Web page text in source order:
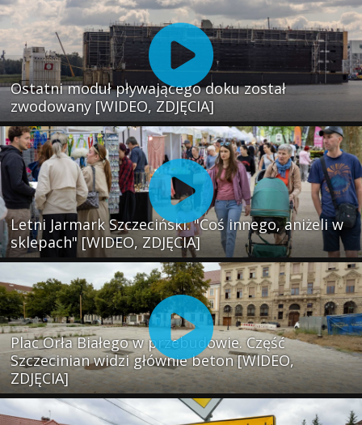
Ostatni moduł pływającego doku został
zwodowany [WIDEO, ZDJĘCIA]
Letni Jarmark Szczeciński. "Coś innego, aniżeli w
sklepach" [WIDEO, ZDJĘCIA]
Plac Orła Białego w przebudowie. Część
Szczecinian widzi głównie beton [WIDEO,
ZDJĘCIA]